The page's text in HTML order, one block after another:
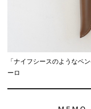
「ナイフシースのようなペ
ーロ